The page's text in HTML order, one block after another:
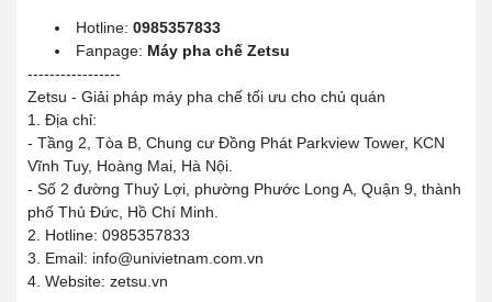
Hotline: 0985357833
Fanpage: Máy pha chế Zetsu
-----------------
Zetsu - Giải pháp máy pha chế tối ưu cho chủ quán
1. Địa chỉ:
- Tầng 2, Tòa B, Chung cư Đồng Phát Parkview Tower, KCN
Vĩnh Tuy, Hoàng Mai, Hà Nội.
- Số 2 đường Thuỷ Lợi, phường Phước Long A, Quận 9, thành
phố Thủ Đức, Hồ Chí Minh.
2. Hotline: 0985357833
3. Email: info@univietnam.com.vn
4. Website: zetsu.vn